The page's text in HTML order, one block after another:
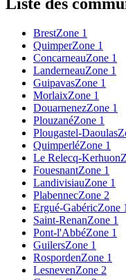
Liste des
BrestZone 1
QuimperZone 1
ConcarneauZone 1
LanderneauZone 1
GuipavasZone 1
MorlaixZone 1
DouarnenezZone 1
PlouzanéZone 1
Plougastel-Daoulas
QuimperléZone 1
Le Relecq-Kerhuon
FouesnantZone 1
LandivisiauZone 1
PlabennecZone 2
Ergué-GabéricZone 1
Saint-RenanZone 1
Pont-l'AbbéZone 1
GuilersZone 1
RospordenZone 1
LesnevenZone 2